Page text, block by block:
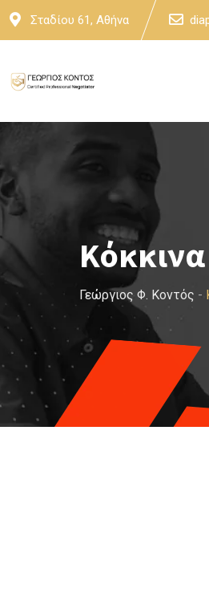
Skip
Σταδίου 61, Αθήνα
Γεώργιος Φ. Κοντός -